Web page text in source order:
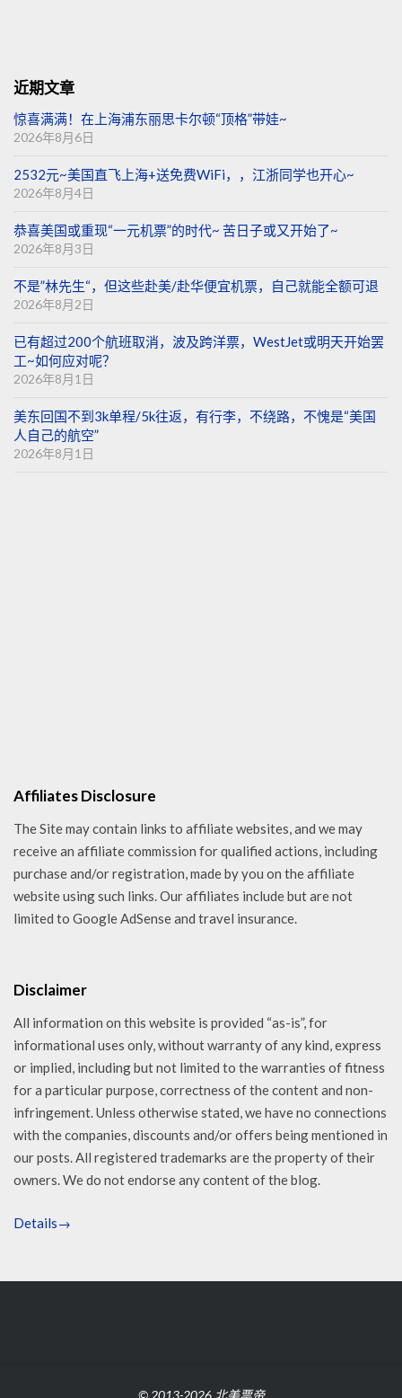
近期文章
惊喜满满！在上海浦东丽思卡尔顿“顶格”带娃~
2026年8月6日
2532元~美国直飞上海+送免费WiFi，，江浙同学也开心~
2026年8月4日
恭喜美国或重现“一元机票”的时代~ 苦日子或又开始了~
2026年8月3日
不是”林先生“，但这些赴美/赴华便宜机票，自己就能全额可退
2026年8月2日
已有超过200个航班取消，波及跨洋票，WestJet或明天开始罢
工~如何应对呢？
2026年8月1日
美东回国不到3k单程/5k往返，有行李，不绕路，不愧是“美国
人自己的航空”
2026年8月1日
Affiliates Disclosure
The Site may contain links to affiliate websites, and we may
receive an affiliate commission for qualified actions, including
purchase and/or registration, made by you on the affiliate
website using such links. Our affiliates include but are not
limited to Google AdSense and travel insurance.
Disclaimer
All information on this website is provided “as-is”, for
informational uses only, without warranty of any kind, express
or implied, including but not limited to the warranties of fitness
for a particular purpose, correctness of the content and non-
infringement. Unless otherwise stated, we have no connections
with the companies, discounts and/or offers being mentioned in
our posts. All registered trademarks are the property of their
owners. We do not endorse any content of the blog.
Details→